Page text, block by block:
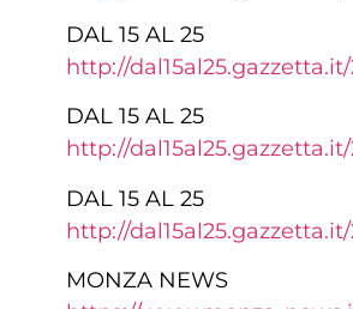
DAL 15 AL 25
http://
DAL 15 AL 25
http://
DAL 15 AL 25
http://
MONZA NEWS